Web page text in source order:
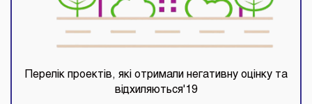
Перелік проектів, які отримали негативну оцінку та
відхиляються'19